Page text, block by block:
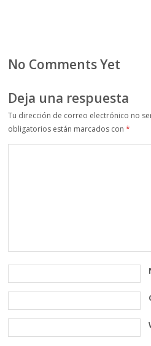
No Comments Yet
Deja una respuesta
Tu dirección de correo electrónico no
obligatorios están marcados con*